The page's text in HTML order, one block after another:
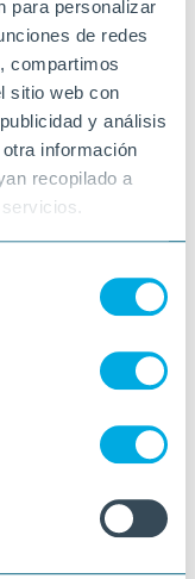
para personalizar
de redes
compartimos
sitio web con
y análisis
información
recopilado a